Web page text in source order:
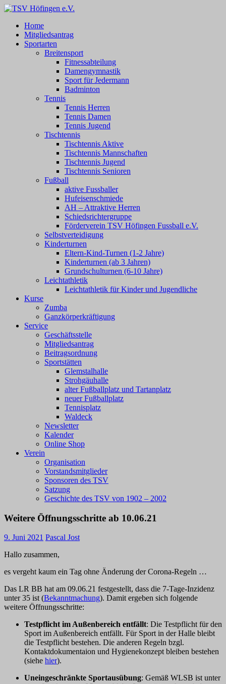
Zum
springen
TSV Höfingen e.V.
TSV Höfingen e.V.
Home
Mitgliedsantrag
Sportarten
Breitensport
Fitnessabteilung
Damengymnastik
Sport für Jedermann
Badminton
Tennis
Tennis Herren
Tennis Damen
Tennis Jugend
Tischtennis
Tischtennis Aktive
Tischtennis Mannschaften
Tischtennis Jugend
Tischtennis Senioren
Fußball
aktive Fussballer
Hufeisenschmiede
AH – Attraktive Herren
Schiedsrichtergruppe
Förderverein TSV Höfingen Fussball e.V.
Selbstverteidigung
Kinderturnen
Eltern-Kind-Turnen (1-2 Jahre)
Kinderturnen (ab 3 Jahren)
Grundschulturnen (6-10 Jahre)
Leichtathletik
Leichtathletik für Kinder und Jugendliche
Kurse
Zumba
Ganzkörperkräftigung
Service
Geschäftsstelle
Mitgliedsantrag
Beitragsordnung
Sportstätten
Glemstalhalle
Strohgäuhalle
alter Fußballplatz und Tartanplatz
neuer Fußballplatz
Tennisplatz
Waldeck
Newsletter
Kalender
Online Shop
Verein
Organisation
Vorstandsmitglieder
Sponsoren des TSV
Satzung
Geschichte des TSV von 1902 – 2002
Weitere Öffnungsschritte ab 10.06.21
9. Juni 2021 Pascal Jost
Hallo zusammen,
es vergeht kaum ein Tag ohne Änderung der Corona-Regeln …
Das LR BB hat am 09.06.21 festgestellt, dass die 7-Tage-Inzidenz
unter 35 ist (Bekanntmachung). Damit ergeben sich folgende
weitere Öffnungsschritte:
Testpflicht im Außenbereich entfällt: Die Testpflicht für den
Sport im Außenbereich entfällt. Für Sport in der Halle bleibt
die Testpflicht bestehen. Die anderen Regeln bzgl.
Kontaktdokumentaion und Hygienekonzept bleiben bestehen
(siehe hier).
Uneingeschränkte Sportausübung: Gemäß WLSB ist unter